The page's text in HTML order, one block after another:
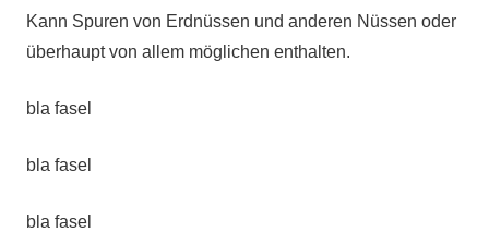
Kann Spuren von Erdnüssen und anderen Nüssen oder
überhaupt von allem möglichen enthalten.
bla fasel
bla fasel
bla fasel